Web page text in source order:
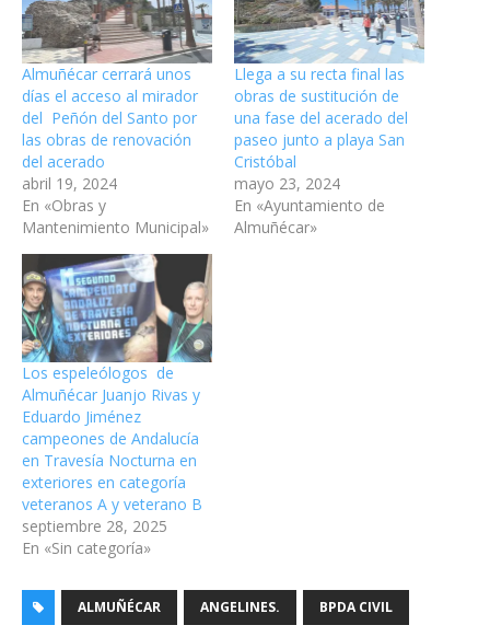
Almuñécar cerrará unos
días el acceso al mirador
del Peñón del Santo por
las obras de renovación
del acerado
abril 19, 2024
En «Obras y
Mantenimiento Municipal»
Llega a su recta final las
obras de sustitución de
una fase del acerado del
paseo junto a playa San
Cristóbal
mayo 23, 2024
En «Ayuntamiento de
Almuñécar»
Los espeleólogos de
Almuñécar Juanjo Rivas y
Eduardo Jiménez
campeones de Andalucía
en Travesía Nocturna en
exteriores en categoría
veteranos A y veterano B
septiembre 28, 2025
En «Sin categoría»
ALMUÑÉCAR ANGELINES. BPDA CIVIL